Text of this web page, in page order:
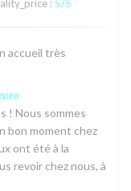
: 5/5
accueil très
! Nous sommes
bon moment chez
ont été à la
revoir chez nous, à